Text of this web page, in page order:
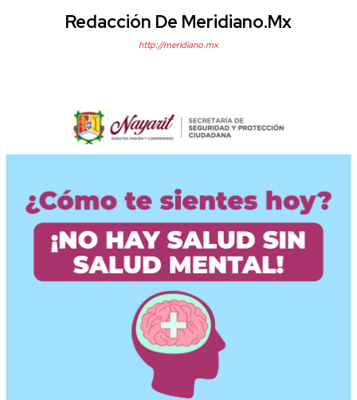
Redacción De Meridiano.mx
http://meridiano.mx